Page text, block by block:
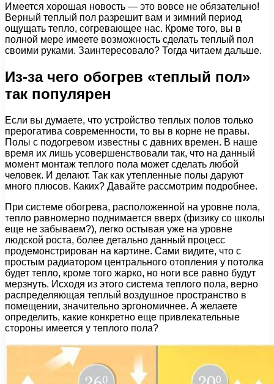
Имеется хорошая новость — это вовсе не обязательно!
Верный теплый пол разрешит вам и зимний период
ощущать тепло, согревающее нас. Кроме того, вы в
полной мере имеете возможность сделать теплый пол
своими руками. Заинтересовало? Тогда читаем дальше.
Из-за чего обогрев «теплый пол»
так популярен
Если вы думаете, что устройство теплых полов только
прерогатива современности, то вы в корне не правы.
Полы с подогревом известны с давних времен. В наше
время их лишь усовершенствовали так, что на данный
момент монтаж теплого пола может сделать любой
человек. И делают. Так как утепленные полы даруют
много плюсов. Каких? Давайте рассмотрим подробнее.
При системе обогрева, расположенной на уровне пола,
тепло равномерно поднимается вверх (физику со школы
еще не забываем?), легко остывая уже на уровне
людской роста, более детально данный процесс
продемонстрирован на картине. Сами видите, что с
простым радиатором центрального отопления у потолка
будет тепло, кроме того жарко, но ноги все равно будут
мерзнуть. Исходя из этого система теплого пола, верно
распределяющая теплый воздушное пространство в
помещении, значительно эргономичнее. А желаете
определить, какие конкретно еще привлекательные
стороны имеется у теплого пола?